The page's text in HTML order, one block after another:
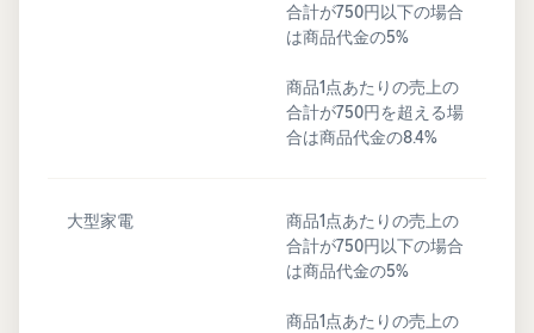
合計が750円以下の場合
は商品代金の5%
商品1点あたりの売上の
合計が750円を超える場
合は商品代金の8.4%
大型家電
商品1点あたりの売上の
合計が750円以下の場合
は商品代金の5%
商品1点あたりの売上の